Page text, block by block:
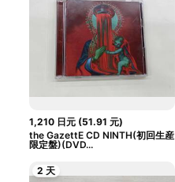
1,210 日元(51.91 元)
the GazettE CD NINTH(初回生産
限定盤)(DVD...
2 天